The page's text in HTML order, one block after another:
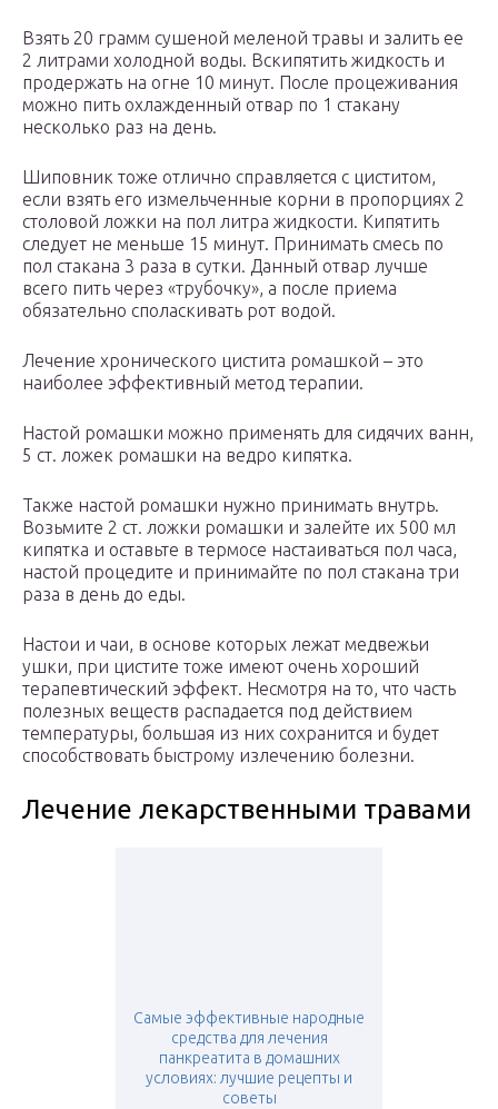
Взять 20 грамм сушеной меленой травы и залить ее
2 литрами холодной воды. Вскипятить жидкость и
продержать на огне 10 минут. После процеживания
можно пить охлажденный отвар по 1 стакану
несколько раз на день.
Шиповник тоже отлично справляется с циститом,
если взять его измельченные корни в пропорциях 2
столовой ложки на пол литра жидкости. Кипятить
следует не меньше 15 минут. Принимать смесь по
пол стакана 3 раза в сутки. Данный отвар лучше
всего пить через «трубочку», а после приема
обязательно споласкивать рот водой.
Лечение хронического цистита ромашкой – это
наиболее эффективный метод терапии.
Настой ромашки можно применять для сидячих ванн,
5 ст. ложек ромашки на ведро кипятка.
Также настой ромашки нужно принимать внутрь.
Возьмите 2 ст. ложки ромашки и залейте их 500 мл
кипятка и оставьте в термосе настаиваться пол часа,
настой процедите и принимайте по пол стакана три
раза в день до еды.
Настои и чаи, в основе которых лежат медвежьи
ушки, при цистите тоже имеют очень хороший
терапевтический эффект. Несмотря на то, что часть
полезных веществ распадается под действием
температуры, большая из них сохранится и будет
способствовать быстрому излечению болезни.
Лечение лекарственными травами
Самые эффективные народные
средства для лечения
панкреатита в домашних
условиях: лучшие рецепты и
советы